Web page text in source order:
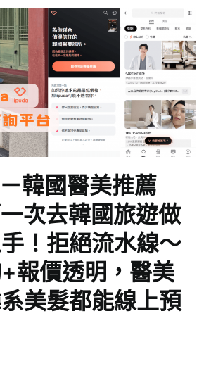
韓國醫美推薦
次去韓國旅遊做
！拒絕流水線～
報價透明，醫美
美髮都能線上預